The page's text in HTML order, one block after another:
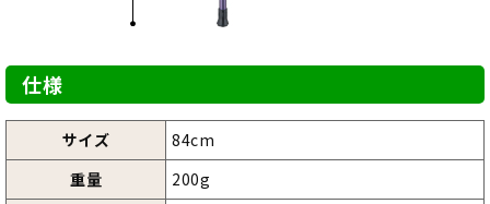
仕様
サイズ
84cm
重量
200g